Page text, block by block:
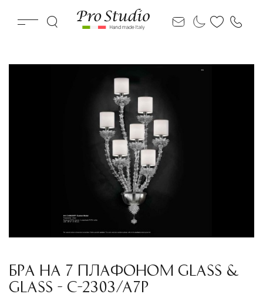
БРА НА 7 ПЛАФОНОМ GLASS &
GLASS - C-2303/A7P